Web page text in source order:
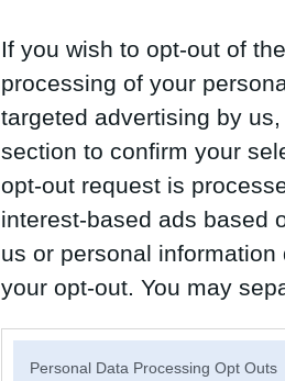
If you wish to opt-out of
processing of your
targeted advertising by
section to confirm your
opt-out request is
interest-based ads based
us or personal
your opt-out. You may
Personal Data Processing Opt Outs